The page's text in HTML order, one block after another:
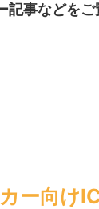
事などをご
ー向け